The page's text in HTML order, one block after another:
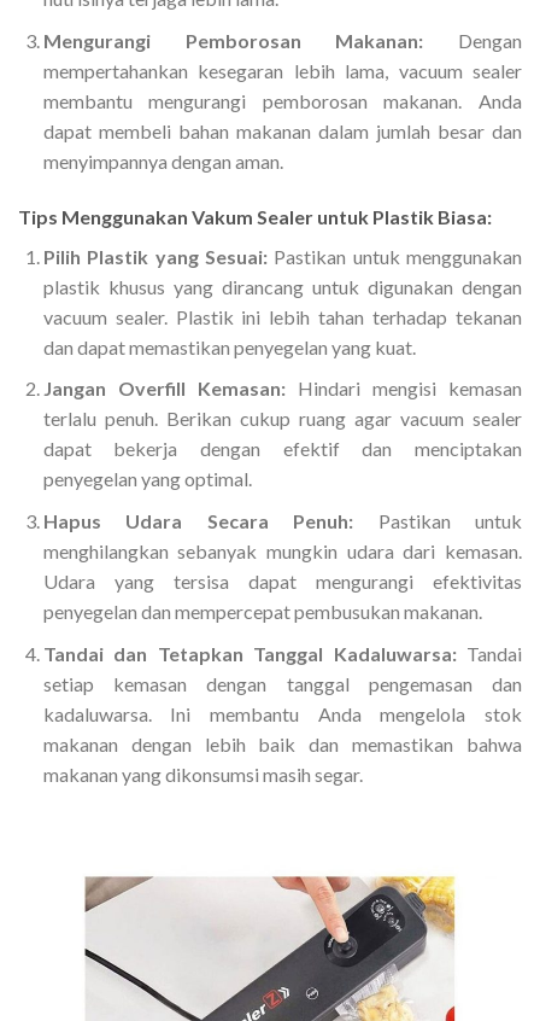
Mengurangi Pemborosan Makanan: Dengan
mempertahankan kesegaran lebih lama, vacuum sealer
membantu mengurangi pemborosan makanan. Anda
dapat membeli bahan makanan dalam jumlah besar dan
menyimpannya dengan aman.
Tips Menggunakan Vakum Sealer untuk Plastik Biasa:
Pilih Plastik yang Sesuai:Pastikan untuk menggunakan
plastik khusus yang dirancang untuk digunakan dengan
vacuum sealer. Plastik ini lebih tahan terhadap tekanan
dan dapat memastikan penyegelan yang kuat.
Jangan Overfill Kemasan:Hindari mengisi kemasan
terlalu penuh. Berikan cukup ruang agar vacuum sealer
dapat bekerja dengan efektif dan menciptakan
penyegelan yang optimal.
Hapus Udara Secara Penuh: Pastikan untuk
menghilangkan sebanyak mungkin udara dari kemasan.
Udara yang tersisa dapat mengurangi efektivitas
penyegelan dan mempercepat pembusukan makanan.
Tandai dan Tetapkan Tanggal Kadaluwarsa:Tandai
setiap kemasan dengan tanggal pengemasan dan
kadaluwarsa. Ini membantu Anda mengelola stok
makanan dengan lebih baik dan memastikan bahwa
makanan yang dikonsumsi masih segar.